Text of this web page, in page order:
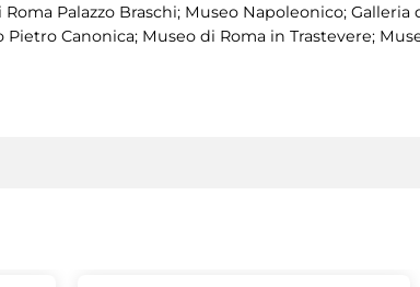
Palazzo Braschi; Museo Napoleonico; Galleria
Canonica; Museo di Roma in Trastevere;